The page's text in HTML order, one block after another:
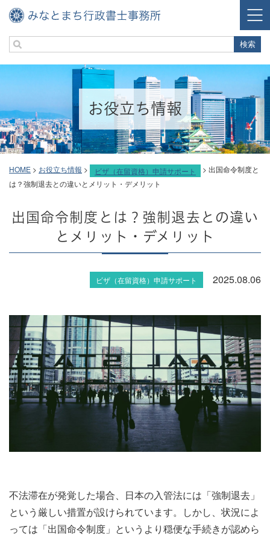
お役立ち情報
HOME > お役立ち情報 > ビザ（在留資格）申請サポート > 出国命令制度と
は？強制退去との違いとメリット・デメリット
出国命令制度とは？強制退去との違い
とメリット・デメリット
ビザ（在留資格）申請サポート 2025.08.06
不法滞在が発覚した場合、日本の入管法には「強制退去」
という厳しい措置が設けられています。しかし、状況によ
っては「出国命令制度」というより穏便な手続きが認めら